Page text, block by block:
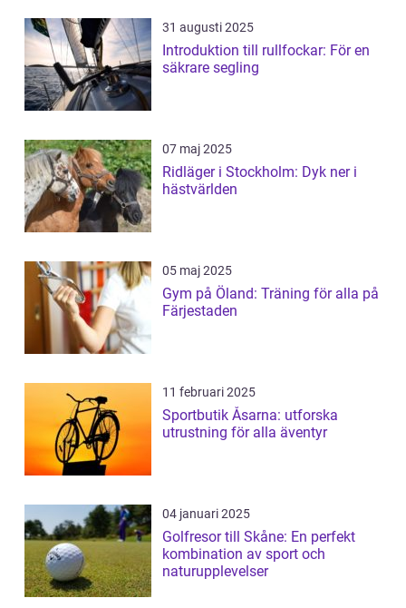
31 augusti 2025
Introduktion till rullfockar: För en
säkrare segling
07 maj 2025
Ridläger i Stockholm: Dyk ner i
hästvärlden
05 maj 2025
Gym på Öland: Träning för alla på
Färjestaden
11 februari 2025
Sportbutik Åsarna: utforska
utrustning för alla äventyr
04 januari 2025
Golfresor till Skåne: En perfekt
kombination av sport och
naturupplevelser